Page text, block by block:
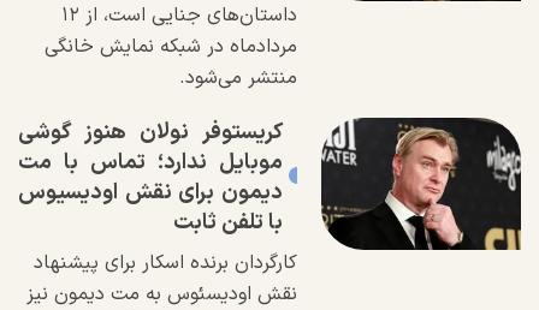
داستان‌های جنایی است، از ۱۲
مردادماه در شبکه نمایش خانگی
منتشر می‌شود.
کریستوفر نولان هنوز گوشی
موبایل ندارد؛ تماس با مت
دیمون برای نقش اودیسیوس
با تلفن ثابت
کارگردان برنده اسکار برای پیشنهاد
نقش اودیسئوس به مت دیمون نیز